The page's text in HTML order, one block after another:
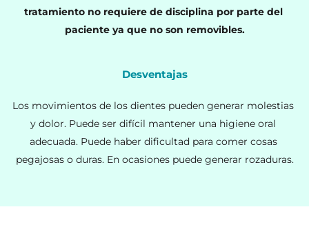
tratamiento no requiere de disciplina por parte del
paciente ya que no son removibles.
Desventajas
Los movimientos de los dientes pueden generar molestias
y dolor. Puede ser difícil mantener una higiene oral
adecuada. Puede haber dificultad para comer cosas
pegajosas o duras. En ocasiones puede generar rozaduras.